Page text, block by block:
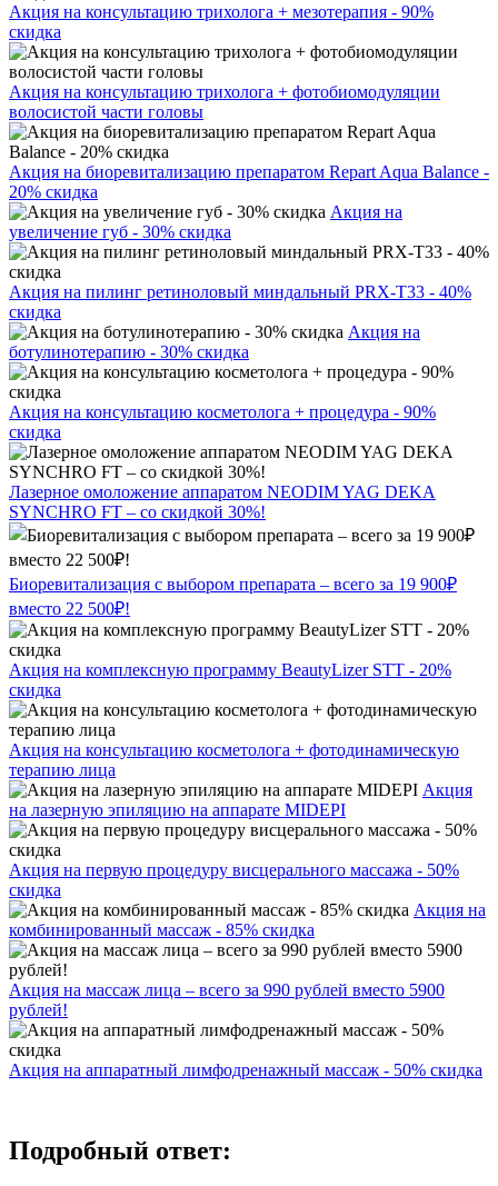
Акция на консультацию трихолога + мезотерапия - 90%
скидка
Акция на консультацию трихолога + фотобиомодуляции
волосистой части головы
Акция на биоревитализацию препаратом Repart Aqua Balance -
20% скидка
Акция на
увеличение губ - 30% скидка
Акция на пилинг ретиноловый миндальный PRX-T33 - 40%
скидка
Акция на
ботулинотерапию - 30% скидка
Акция на консультацию косметолога + процедура - 90%
скидка
Лазерное омоложение аппаратом NEODIM YAG DEKA
SYNCHRO FT – со скидкой 30%!
Биоревитализация с выбором препарата – всего за 19 900₽
вместо 22 500₽!
Акция на комплексную программу BeautyLizer STT - 20%
скидка
Акция на консультацию косметолога + фотодинамическую
терапию лица
Акция
на лазерную эпиляцию на аппарате MIDEPI
Акция на первую процедуру висцерального массажа - 50%
скидка
Акция на
комбинированный массаж - 85% скидка
Акция на массаж лица – всего за 990 рублей вместо 5900
рублей!
Акция на аппаратный лимфодренажный массаж - 50% скидка
Подробный ответ: